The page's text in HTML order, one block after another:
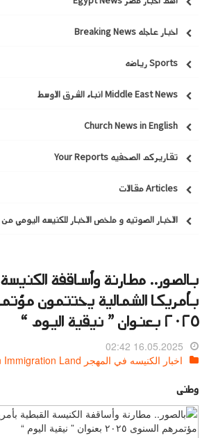
اخبار عاجله Breaking News
Sports رياضه
Middle East News انباء الشرق الاوسط
Church News in English
تقاريركم الصحفيه Your Reports
Articles مقالات
الاخبار الصوتيه و ملخص الاخبار للكنيسه اليومي
بالصور.. مطارنة وأساقفة
بأمريكا الشمالية يختتمون
٢٠٢٥ بعنوان ” نيقية اليوم “
16.05.2025 02:42
اخبار الكنيسه في المهجر Church News in Immigration Land
وطنى